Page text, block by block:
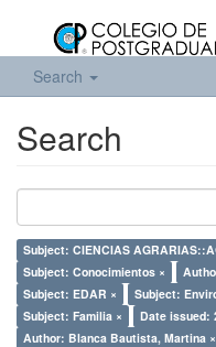
Search
Search
Subject: CIENCIAS
Subject: Conocimientos ×
Subject: EDAR ×
Subject:
Subject: Familia ×
Date issued:
Author: Blanca Bautista, Martina ×